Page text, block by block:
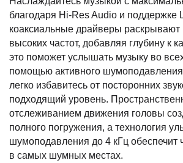
благодаря Hi-Res Audio и поддержке
коаксиальные драйверы раскрывают
высоких частот, добавляя глубину к
это поможет услышать музыку во
помощью активного
легко избавитесь от посторонних
подходящий уровень.
отслеживанием движения головы
полного погружения, а технология
шумоподавления до 4 кГц обеспечит
в самых шумных местах.